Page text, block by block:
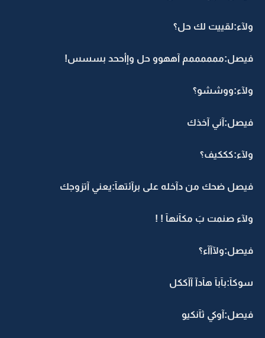
ولآء:لقييت لك حل؟
فيصل:ممممممم آههوو حل وإأححد بسسس!
ولآء:ووششو؟
فيصل:آني آخذك
ولآء:كككيف؟
فيصل ضحك من دآخله على برآئتهآ:يعني آتزوجك
ولآء صنمت بَ مكآنهآ ! !
فيصل:ولآآآء؟
سوكآ:بآبآ هآدآ آآككل
فيصل:آوكي ثآنكيو